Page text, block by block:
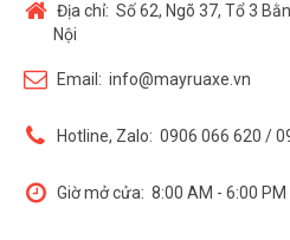
Địa chỉ: Số 62, Ngõ 37, Tổ 3
Nội
Email: info@mayruaxe.vn
Hotline, Zalo: 0906 066 620 /
Giờ mở cửa: 8:00 AM - 6:00 PM